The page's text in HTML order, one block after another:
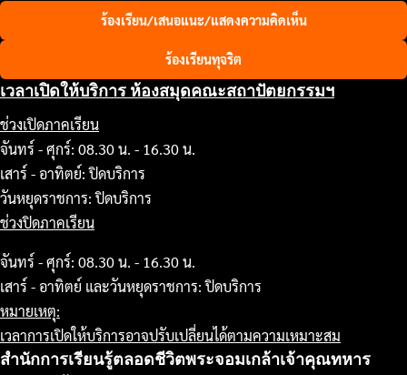
ร้องเรียน/เสนอแนะ/แสดงความคิดเห็น
ร้องเรียนทุจริต
เวลาเปิดให้บริการ ห้องสมุดคณะสถาปัตยกรรมฯ
ช่วงเปิดภาคเรียน
จันทร์ - ศุกร์: 08.30 น. - 16.30 น.
เสาร์ - อาทิตย์: ปิดบริการ
วันหยุดราชการ: ปิดบริการ
ช่วงปิดภาคเรียน
จันทร์ - ศุกร์: 08.30 น. - 16.30 น.
เสาร์ - อาทิตย์ และวันหยุดราชการ: ปิดบริการ
หมายเหตุ:
เวลาการเปิดให้บริการอาจปรับเปลี่ยนได้ตามความเหมาะสม
สำนักการเรียนรู้ตลอดชีวิตพระจอมเกล้าเจ้าคุณทหาร